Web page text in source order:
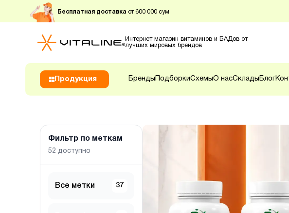
Бесплатная доставка от 600 000 сум
Интернет магазин витаминов и БАДов от
лучших мировых брендов
Продукция Бренды ПодборкиСхемыО насСклады Блог
Фильтр по меткам
52 доступно
Все метки 37